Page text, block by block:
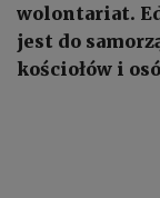
wolontariat.
jest do
kościołów i